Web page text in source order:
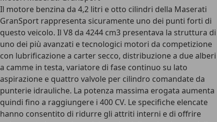
Il motore benzina da 4,2 litri e otto cilindri della Maserati
GranSport rappresenta sicuramente uno dei punti forti di
questo veicolo. Il V8 da 4244 cm3 presentava la struttura di
uno dei più avanzati e tecnologici motori da competizione
con lubrificazione a carter secco, distribuzione a due alberi
a camme in testa, variatore di fase continuo su lato
aspirazione e quattro valvole per cilindro comandate da
punterie idrauliche. La potenza massima erogata aumenta
quindi fino a raggiungere i 400 CV. Le specifiche elencate
hanno consentito di ridurre gli attriti interni e di offrire